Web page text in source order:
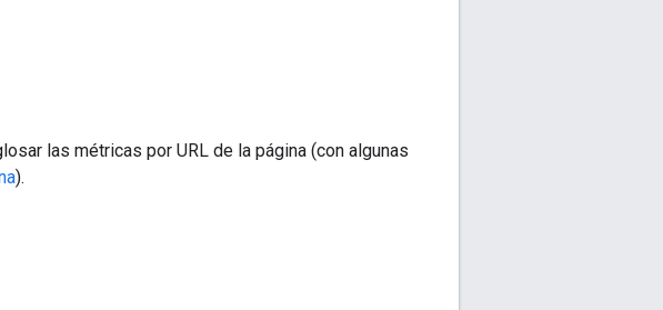
las métricas por URL de la página (con algunas
).